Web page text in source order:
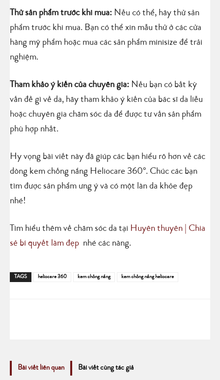
Thử sản phẩm trước khi mua: Nếu có thể, hãy thử sản
phẩm trước khi mua. Bạn có thể xin mẫu thử ở các cửa
hàng mỹ phẩm hoặc mua các sản phẩm minisize để trải
nghiệm.
Tham khảo ý kiến của chuyên gia: Nếu bạn có bất kỳ
vấn đề gì về da, hãy tham khảo ý kiến của bác sĩ da liễu
hoặc chuyên gia chăm sóc da để được tư vấn sản phẩm
phù hợp nhất.
Hy vọng bài viết này đã giúp các bạn hiểu rõ hơn về các
dòng kem chống nắng Heliocare 360°. Chúc các bạn
tìm được sản phẩm ưng ý và có một làn da khỏe đẹp
nhé!
Tìm hiểu thêm về chăm sóc da tại Huyên thuyên | Chia
sẻ bí quyết làm đẹp nhé các nàng.
TAGS heliocare 360 kem chống nắng kem chống nắng heliocare
Bài viết liên quan Bài viết cùng tác giả